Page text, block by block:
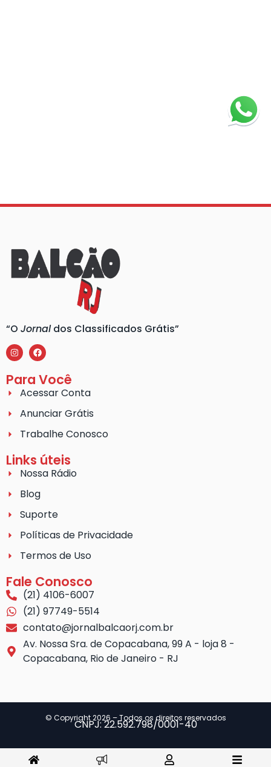
“O Jornaldos Classificados Grátis”
Para Você
Acessar Conta
Anunciar Grátis
Trabalhe Conosco
Links úteis
Nossa Rádio
Blog
Suporte
Políticas de Privacidade
Termos de Uso
Fale Conosco
(21) 4106-6007
(21) 97749-5514
contato@jornalbalcaorj.com.br
Av. Nossa Sra. de Copacabana, 99 A - loja 8 -
Copacabana, Rio de Janeiro - RJ
© Copyright 2026 – Todos os direitos reservados
CNPJ: 22.592.798/0001-40